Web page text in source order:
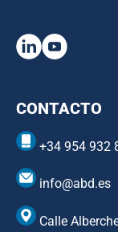
CONTACTO
+34 954 932
info@abd.es
Calle